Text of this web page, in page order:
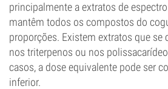
principalmente a extratos de
mantêm todos os compostos do
proporções. Existem extratos que se
nos triterpenos ou nos
casos, a dose equivalente pode ser
inferior.